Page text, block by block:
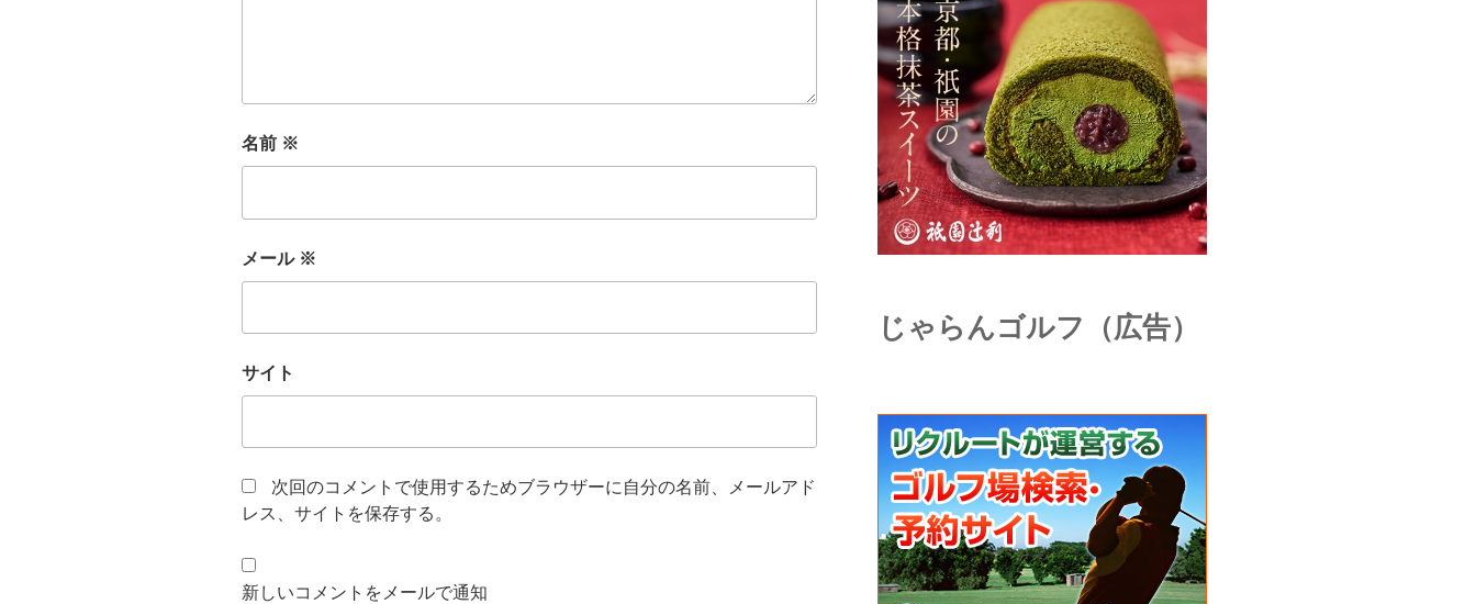
名前 ※
メール ※
サイト
次回のコメントで使用するためブラウザーに自分の名前、メールアド
レス、サイトを保存する。
新しいコメントをメールで通知
じゃらんゴルフ（広告）